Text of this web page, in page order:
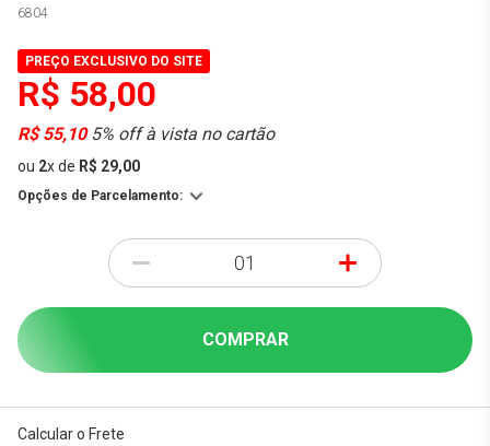
6804
PREÇO EXCLUSIVO DO SITE
R$ 58,00
R$ 55,105% off à vista no cartão
ou 2xde R$ 29,00
Opções de Parcelamento:
- +
COMPRAR
Calcular o Frete